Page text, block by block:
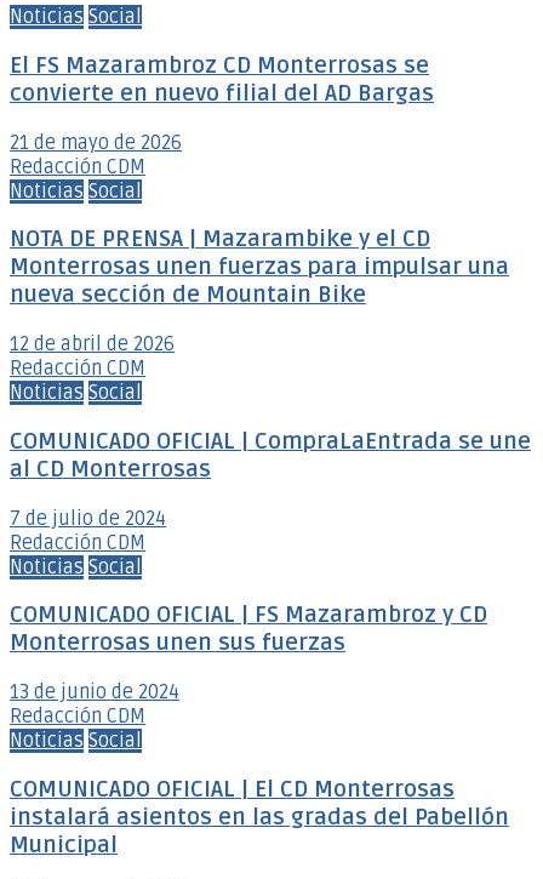
Noticias Social
El FS Mazarambroz CD Monterrosas se
convierte en nuevo filial del AD Bargas
21 de mayo de 2026
Redacción CDM
Noticias Social
NOTA DE PRENSA | Mazarambike y el CD
Monterrosas unen fuerzas para impulsar una
nueva sección de Mountain Bike
12 de abril de 2026
Redacción CDM
Noticias Social
COMUNICADO OFICIAL | CompraLaEntrada se une
al CD Monterrosas
7 de julio de 2024
Redacción CDM
Noticias Social
COMUNICADO OFICIAL | FS Mazarambroz y CD
Monterrosas unen sus fuerzas
13 de junio de 2024
Redacción CDM
Noticias Social
COMUNICADO OFICIAL | El CD Monterrosas
instalará asientos en las gradas del Pabellón
Municipal